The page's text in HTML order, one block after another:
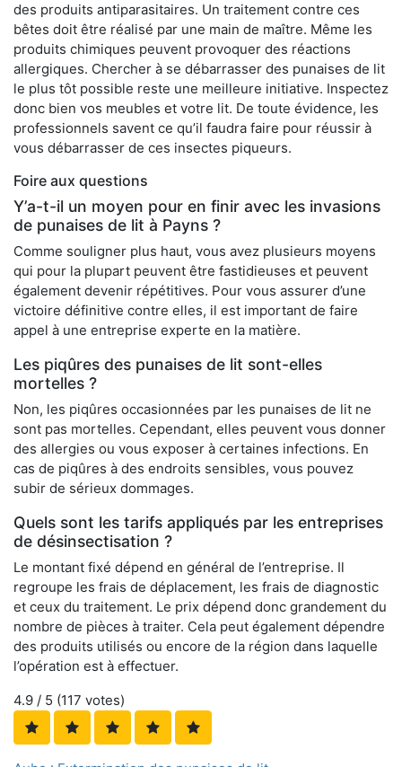
des produits antiparasitaires. Un traitement contre ces
bêtes doit être réalisé par une main de maître. Même les
produits chimiques peuvent provoquer des réactions
allergiques. Chercher à se débarrasser des punaises de lit
le plus tôt possible reste une meilleure initiative. Inspectez
donc bien vos meubles et votre lit. De toute évidence, les
professionnels savent ce qu’il faudra faire pour réussir à
vous débarrasser de ces insectes piqueurs.
Foire aux questions
Y’a-t-il un moyen pour en finir avec les invasions
de punaises de lit à Payns ?
Comme souligner plus haut, vous avez plusieurs moyens
qui pour la plupart peuvent être fastidieuses et peuvent
également devenir répétitives. Pour vous assurer d’une
victoire définitive contre elles, il est important de faire
appel à une entreprise experte en la matière.
Les piqûres des punaises de lit sont-elles
mortelles ?
Non, les piqûres occasionnées par les punaises de lit ne
sont pas mortelles. Cependant, elles peuvent vous donner
des allergies ou vous exposer à certaines infections. En
cas de piqûres à des endroits sensibles, vous pouvez
subir de sérieux dommages.
Quels sont les tarifs appliqués par les entreprises
de désinsectisation ?
Le montant fixé dépend en général de l’entreprise. Il
regroupe les frais de déplacement, les frais de diagnostic
et ceux du traitement. Le prix dépend donc grandement du
nombre de pièces à traiter. Cela peut également dépendre
des produits utilisés ou encore de la région dans laquelle
l’opération est à effectuer.
4.9 / 5 (117 votes)